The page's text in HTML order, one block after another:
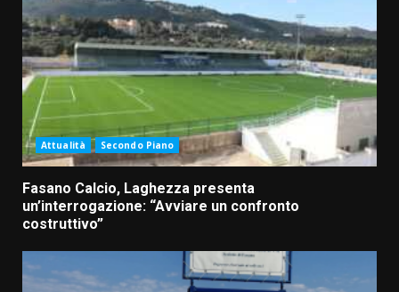
Attualità Secondo Piano
Fasano Calcio, Laghezza presenta
un’interrogazione: “Avviare un confronto
costruttivo”